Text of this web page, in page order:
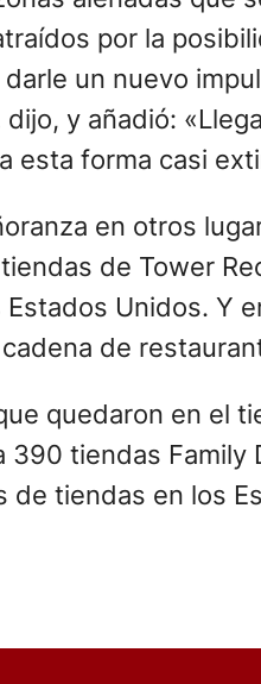
por la
un nuevo
y añadió:
esta forma casi
en otros
de Tower
Unidos. Y
de
quedaron en el
tiendas
de tiendas en los